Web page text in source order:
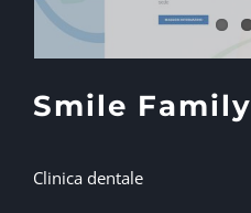
Smile Family
Clinica dentale